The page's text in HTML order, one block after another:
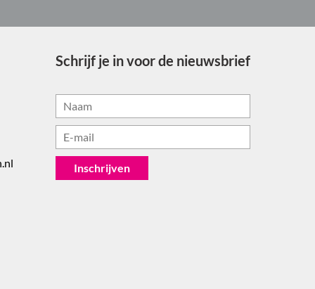
Schrijf je in voor de nieuwsbrief
Inschrijven